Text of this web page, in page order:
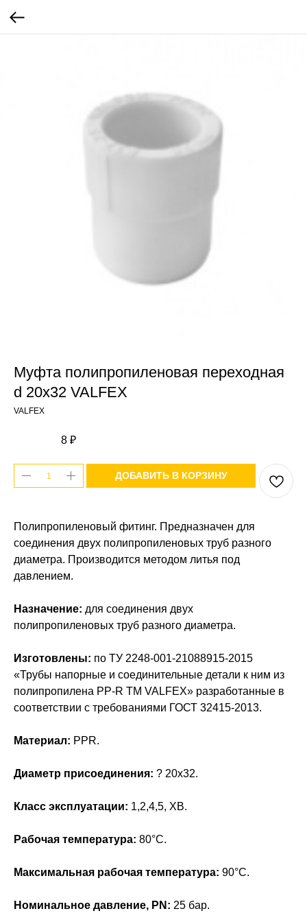
Муфта полипропиленовая переходная
d 20x32 VALFEX
VALFEX
8 ₽
ДОБАВИТЬ В КОРЗИНУ
Полипропиленовый фитинг. Предназначен для
соединения двух полипропиленовых труб разного
диаметра. Производится методом литья под
давлением.
Назначение: для соединения двух
полипропиленовых труб разного диаметра.
Изготовлены: по ТУ 2248-001-21088915-2015
«Трубы напорные и соединительные детали к ним из
полипропилена PP-R ТМ VALFEX» разработанные в
соответствии с требованиями ГОСТ 32415-2013.
Материал: PPR.
Диаметр присоединения: ? 20x32.
Класс эксплуатации: 1,2,4,5, ХВ.
Рабочая температура: 80°С.
Максимальная рабочая температура: 90°С.
Номинальное давление, PN: 25 бар.